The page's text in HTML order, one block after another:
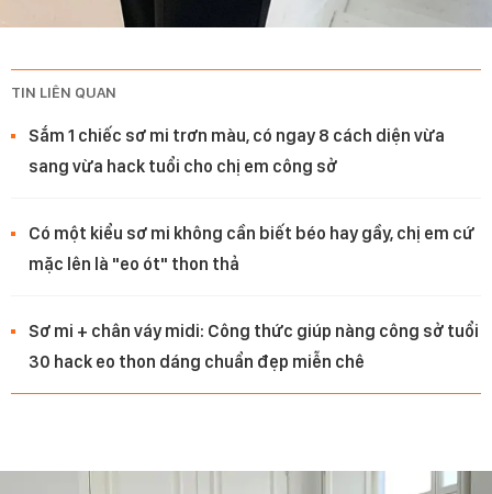
TIN LIÊN QUAN
Sắm 1 chiếc sơ mi trơn màu, có ngay 8 cách diện vừa
sang vừa hack tuổi cho chị em công sở
Có một kiểu sơ mi không cần biết béo hay gầy, chị em cứ
mặc lên là "eo ót" thon thả
Sơ mi + chân váy midi: Công thức giúp nàng công sở tuổi
30 hack eo thon dáng chuẩn đẹp miễn chê